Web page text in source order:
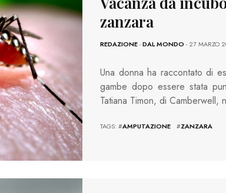
zanzara
REDAZIONE-DAL MONDO - 27 MARZO
Una donna ha raccontato di
gambe dopo essere stata
Tatiana Timon, di Camberwell,
TAGS: #AMPUTAZIONE #ZANZARA